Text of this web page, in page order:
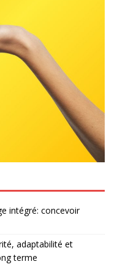
intégré: concevoir
adaptabilité et
terme